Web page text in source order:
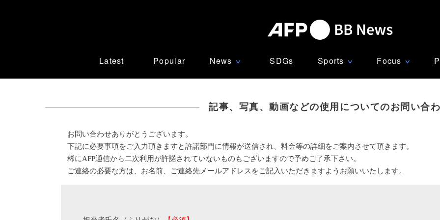
Latest Popular News ∨ SDGs Sports ∨ Focus ∨
記事、写真、動画などの使用についてのお問い合
お問い合わせありがとうございます。
下記に必要事項をご入力頂きますと許諾部門に情報が送信され、料金等の詳細をご案内させて頂きます。
稀にAFP通信から二次利用が許諾されていないものもございますので予めご了承下さい。
ご連絡の必要な方は、お名前、ご連絡先メールアドレスをご記入いただきますようお願いいたします。